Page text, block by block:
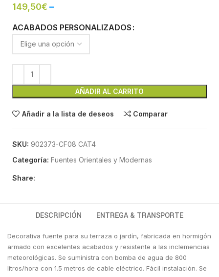
149,50€ –
ACABADOS PERSONALIZADOS
AÑADIR AL CARRITO
Añadir a la lista de deseos Comparar
SKU: 902373-CF08 CAT4
Categoría: Fuentes Orientales y Modernas
Share:
DESCRIPCIÓN ENTREGA & TRANSPORTE
Decorativa fuente para su terraza o jardín, fabricada en hormigón
armado con excelentes acabados y resistente a las inclemencias
meteorológicas. Se suministra con bomba de agua de 800
litros/hora con 1.5 metros de cable eléctrico. Fácil instalación. Se